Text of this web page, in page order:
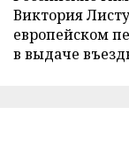
Виктория
европейском
в выдаче